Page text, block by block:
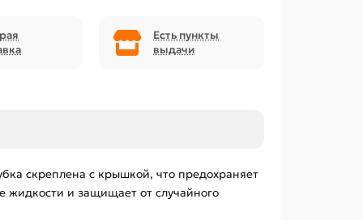
Есть пункты
выдачи
скреплена с крышкой, что предохраняет
жидкости и защищает от случайного